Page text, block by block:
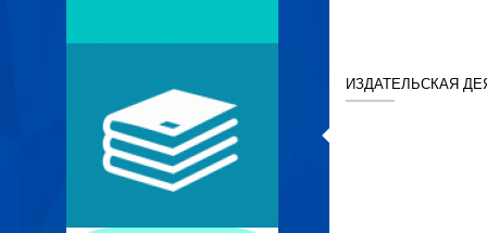
ИЗДАТЕЛЬСКАЯ